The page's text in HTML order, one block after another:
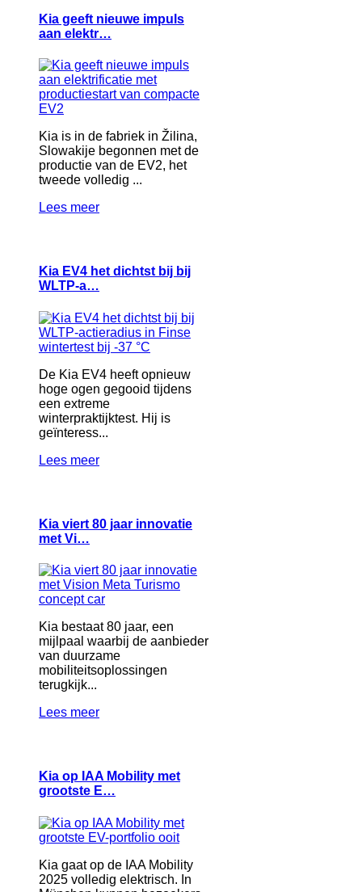
Kia geeft nieuwe impuls
aan elektr…
Kia is in de fabriek in Žilina,
Slowakije begonnen met de
productie van de EV2, het
tweede volledig ...
Lees meer
Kia EV4 het dichtst bij bij
WLTP-a…
De Kia EV4 heeft opnieuw
hoge ogen gegooid tijdens
een extreme
winterpraktijktest. Hij is
geïnteress...
Lees meer
Kia viert 80 jaar innovatie
met Vi…
Kia bestaat 80 jaar, een
mijlpaal waarbij de aanbieder
van duurzame
mobiliteitsoplossingen
terugkijk...
Lees meer
Kia op IAA Mobility met
grootste E…
Kia gaat op de IAA Mobility
2025 volledig elektrisch. In